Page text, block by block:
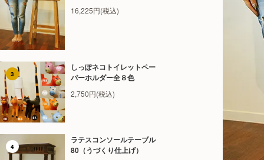
16,225円(税込)
3
しっぽネコトイレットペー
パーホルダー全８色
2,750円(税込)
4
ラテスコンソールテーブル
80（うづくり仕上げ）